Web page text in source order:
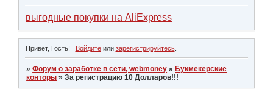
выгодные покупки на AliExpress
Привет, Гость! Войдитеили зарегистрируйтесь.
»Форум о заработке в сети, webmoney » Букмекерские
конторы »За регистрацию 10 Долларов!!!